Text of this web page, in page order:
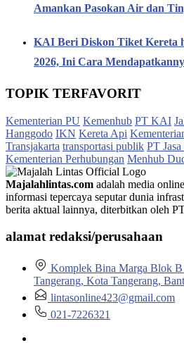
Amankan Pasokan Air dan
KAI Beri Diskon Tiket Kereta
2026, Ini Cara
TOPIK TERFAVORIT
Kementerian PU Kemenhub PT KAI
Hanggodo IKN Kereta Api
Transjakarta transportasi publik PT
Kementerian Perhubungan Menhub
Majalahlintas.com adalah media
informasi tepercaya seputar dunia
berita aktual lainnya, diterbitkan oleh
alamat redaksi/perusahaan
Komplek Bina Marga Blok
Tangerang, Kota Tangerang,
lintasonline423@gmail.com
021-7226321